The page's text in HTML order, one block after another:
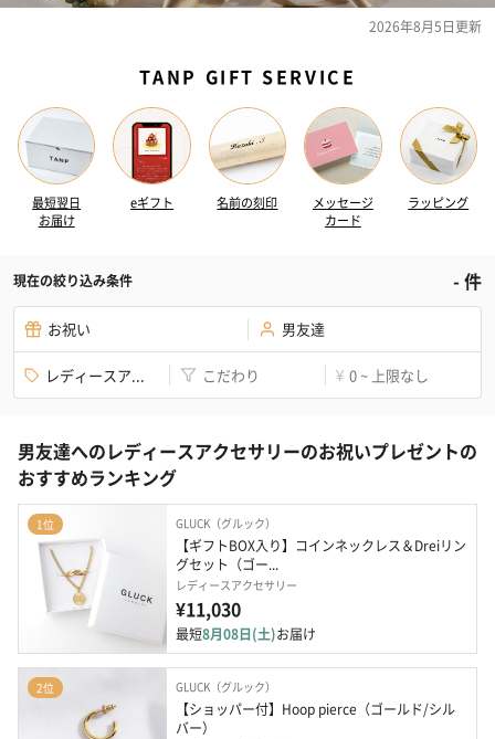
2026年8月5日更新
TANP GIFT SERVICE
最短翌日
お届け
eギフト 名前の刻印
メッセージ
カード
ラッピング
現在の絞り込み条件 -件
お祝い 男友達
レディースア... こだわり ¥ 0 ~ 上限なし
男友達へのレディースアクセサリーのお祝いプレゼントの
おすすめランキング
1位 GLUCK（グルック）
【ギフトBOX入り】コインネックレス＆Dreiリン
グセット（ゴー...
レディースアクセサリー
¥11,030
最短8月08日(土)お届け
2位 GLUCK（グルック）
【ショッパー付】Hoop pierce（ゴールド/シル
バー）